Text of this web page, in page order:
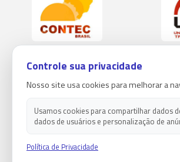
Controle sua privacidade
Nosso site usa cookies para melhorar a
Usamos cookies para compartilhar dados
dados de usuários e personalização de
Política de Privacidade